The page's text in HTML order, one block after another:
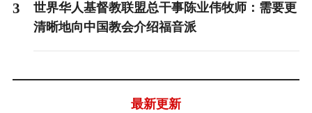
3
世界华人基督教联盟总干事陈业伟牧师：需要更
清晰地向中国教会介绍福音派
最新更新